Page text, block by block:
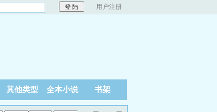
用户注册
其他类型 全本小说 书架